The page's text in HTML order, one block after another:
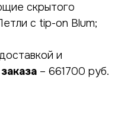
скрытого
с tip-on Blum;
и
– 661700 руб.